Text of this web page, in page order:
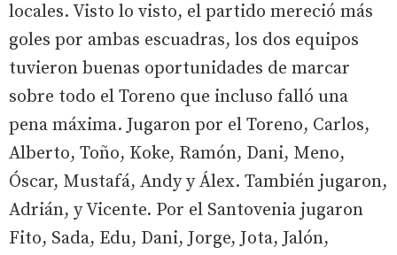
locales. Visto lo visto, el partido mereció más
goles por ambas escuadras, los dos equipos
tuvieron buenas oportunidades de marcar
sobre todo el Toreno que incluso falló una
pena máxima. Jugaron por el Toreno, Carlos,
Alberto, Toño, Koke, Ramón, Dani, Meno,
Óscar, Mustafá, Andy y Álex. También jugaron,
Adrián, y Vicente. Por el Santovenia jugaron
Fito, Sada, Edu, Dani, Jorge, Jota, Jalón,